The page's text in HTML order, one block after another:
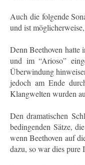
Auch die folgende
und ist
Denn Beethoven hatte
und im “Arioso”
Überwindung
jedoch am Ende
Klangwelten wurden
Den dramatischen
bedingenden Sätze,
wenn Beethoven auf
dazu, so war dies pure